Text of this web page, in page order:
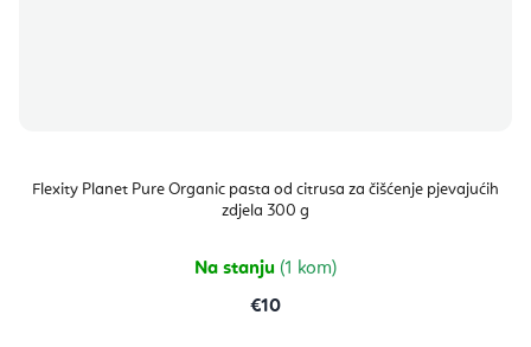
Flexity Planet Pure Organic pasta od citrusa za čišćenje pjevajućih
zdjela 300 g
Na stanju (1 kom)
€10